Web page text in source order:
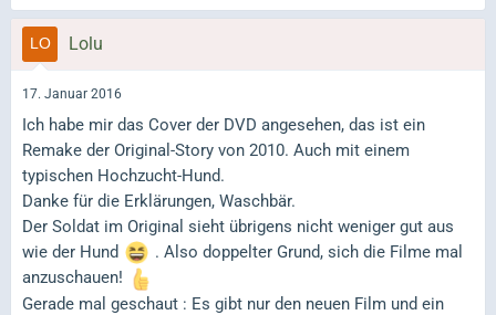
Lolu
17. Januar 2016
Ich habe mir das Cover der DVD angesehen, das ist ein
Remake der Original-Story von 2010. Auch mit einem
typischen Hochzucht-Hund.
Danke für die Erklärungen, Waschbär.
Der Soldat im Original sieht übrigens nicht weniger gut aus
wie der Hund
. Also doppelter Grund, sich die Filme mal
anzuschauen!
Gerade mal geschaut : Es gibt nur den neuen Film und ein